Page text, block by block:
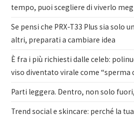
tempo, puoi scegliere di viverlo
Se pensi che PRX-T33 Plus sia solo
altri, preparati a cambiare idea
È fra i più richiesti dalle celeb:
viso diventato virale come “sperma
Parti leggera. Dentro, non solo
Trend social e skincare: perché la